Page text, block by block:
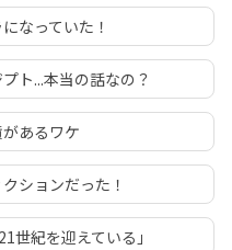
なっていた！
ト...本当の話なの？
あるワケ
ションだった！
世紀を迎えている」